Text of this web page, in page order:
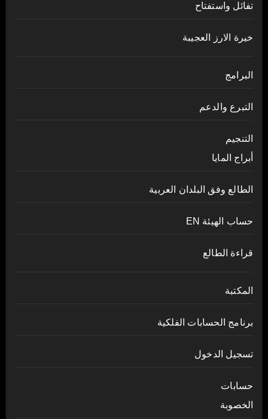
تفائل واستفتاح
خيرة الارز العجيبة
البرامج
التبرع والدعم
التنجيم
أبراج المايا
الطالع وفق البلدان العربية
حساب الهيئة EN
قراءة الطالع
المكتبة
برنامج الحسابات الفلكية
تسجيل الدخول
حسابات
الخصوبة